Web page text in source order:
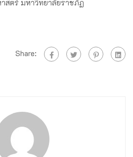
สตร์ มหาวิทยาลัยราชภัฏ
Share: